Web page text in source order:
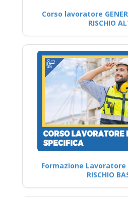
Corso lavoratore
RISCHIO
Formazione Lavoratore
RISCHIO